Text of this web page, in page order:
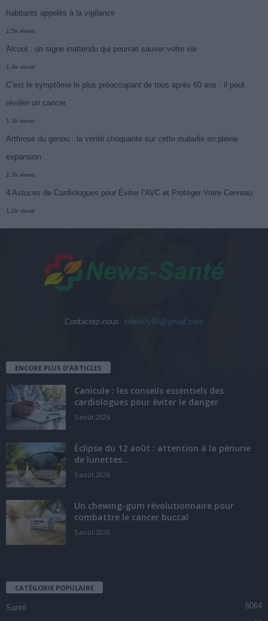
habitants appelés à la vigilance
1.5k views
Alcool : un signe inattendu qui pourrait sauver votre vie
1.4k views
C’est le symptôme le plus préoccupant de tous après 60 ans : il peut
révéler un cancer
1.3k views
Arthrose du genou : la vérité choquante sur cette maladie en pleine
expansion
1.3k views
4 Astuces de Cardiologues pour Éviter l’AVC et Protéger Votre Cerveau
1.2k views
Contactez-nous: edentify95@gmail.com
ENCORE PLUS D'ARTICLES
Canicule : les conseils essentiels des
cardiologues pour éviter le danger
5 août 2026
Éclipse du 12 août : attention à la pénurie
de lunettes...
5 août 2026
Un chewing-gum révolutionnaire pour
combattre le cancer buccal
5 août 2026
CATÉGORIE POPULAIRE
Santé 5064